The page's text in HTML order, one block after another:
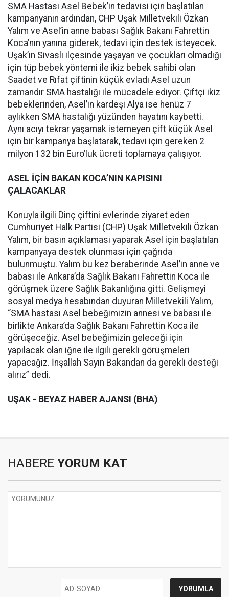
SMA Hastası Asel Bebek’in tedavisi için başlatılan
kampanyanın ardından, CHP Uşak Milletvekili Özkan
Yalım ve Asel’in anne babası Sağlık Bakanı Fahrettin
Koca’nın yanına giderek, tedavi için destek isteyecek.
Uşak’ın Sivaslı ilçesinde yaşayan ve çocukları olmadığı
için tüp bebek yöntemi ile ikiz bebek sahibi olan
Saadet ve Rıfat çiftinin küçük evladı Asel uzun
zamandır SMA hastalığı ile mücadele ediyor. Çiftçi ikiz
bebeklerinden, Asel’in kardeşi Alya ise henüz 7
aylıkken SMA hastalığı yüzünden hayatını kaybetti.
Aynı acıyı tekrar yaşamak istemeyen çift küçük Asel
için bir kampanya başlatarak, tedavi için gereken 2
milyon 132 bin Euro’luk ücreti toplamaya çalışıyor.
ASEL İÇİN BAKAN KOCA’NIN KAPISINI
ÇALACAKLAR
Konuyla ilgili Dinç çiftini evlerinde ziyaret eden
Cumhuriyet Halk Partisi (CHP) Uşak Milletvekili Özkan
Yalım, bir basın açıklaması yaparak Asel için başlatılan
kampanyaya destek olunması için çağrıda
bulunmuştu. Yalım bu kez beraberinde Asel’in anne ve
babası ile Ankara’da Sağlık Bakanı Fahrettin Koca ile
görüşmek üzere Sağlık Bakanlığına gitti. Gelişmeyi
sosyal medya hesabından duyuran Milletvekili Yalım,
“SMA hastası Asel bebeğimizin annesi ve babası ile
birlikte Ankara’da Sağlık Bakanı Fahrettin Koca ile
görüşeceğiz. Asel bebeğimizin geleceği için
yapılacak olan iğne ile ilgili gerekli görüşmeleri
yapacağız. İnşallah Sayın Bakandan da gerekli desteği
alırız” dedi.
UŞAK - BEYAZ HABER AJANSI (BHA)
HABERE YORUM KAT